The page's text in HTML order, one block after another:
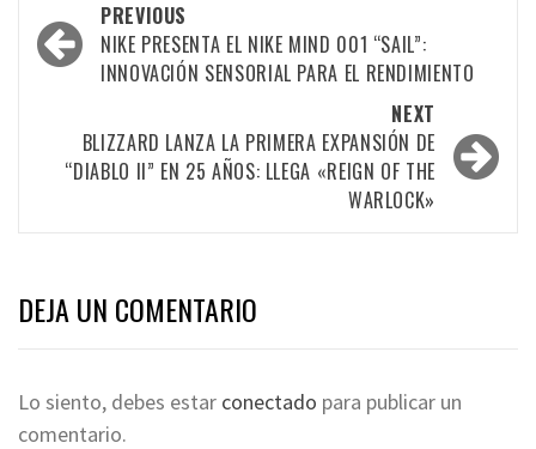
PREVIOUS
NIKE PRESENTA EL NIKE MIND 001 “SAIL”:
INNOVACIÓN SENSORIAL PARA EL RENDIMIENTO
NEXT
BLIZZARD LANZA LA PRIMERA EXPANSIÓN DE
“DIABLO II” EN 25 AÑOS: LLEGA «REIGN OF THE
WARLOCK»
DEJA UN COMENTARIO
Lo siento, debes estar conectado para publicar un
comentario.